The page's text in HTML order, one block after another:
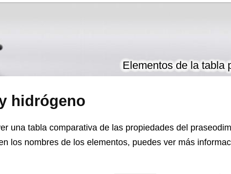
hidrógeno
Elementos de la tabla
una tabla comparativa de las propiedades del
los nombres de los elementos, puedes ver más